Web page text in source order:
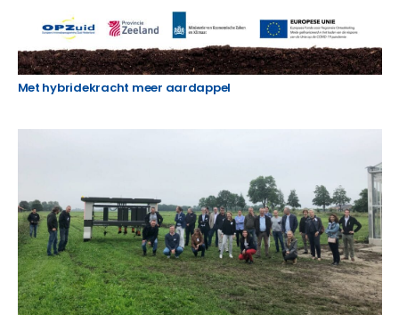
Met hybridekracht meer aardappel